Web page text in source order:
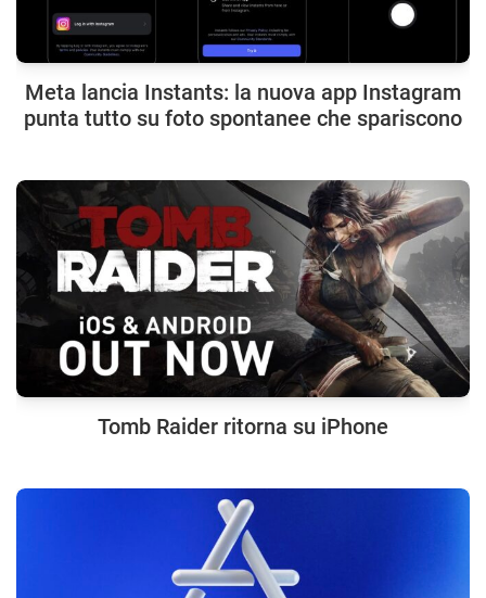
Meta lancia Instants: la nuova app Instagram
punta tutto su foto spontanee che spariscono
Tomb Raider ritorna su iPhone